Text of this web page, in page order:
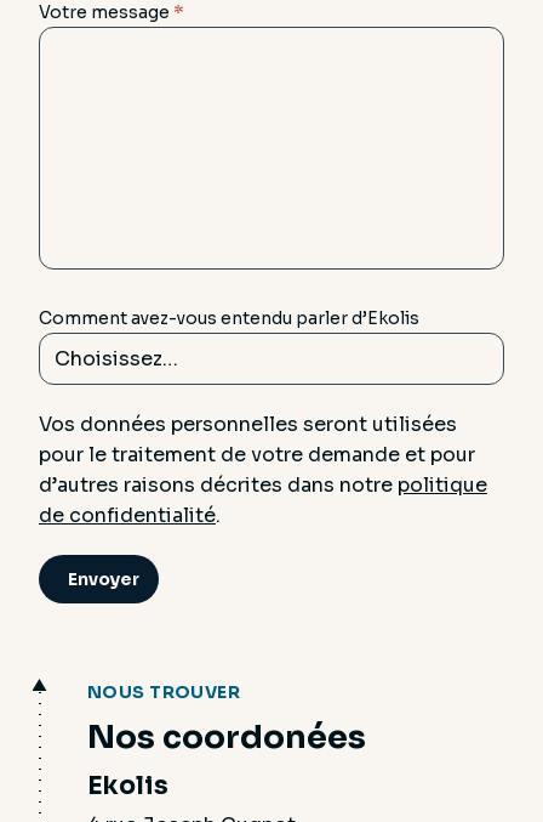
Votre message *
Comment avez-vous entendu parler d’Ekolis
Vos données personnelles seront utilisées
pour le traitement de votre demande et pour
d’autres raisons décrites dans notre politique
de confidentialité.
Envoyer
NOUS TROUVER
Nos coordonées
Ekolis